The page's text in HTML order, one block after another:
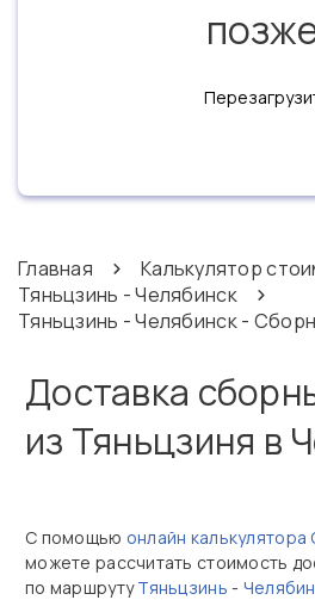
Главная
Калькулятор
Тяньцзинь - Челябинск
Тяньцзинь - Челябинск -
Доставка
из Тяньцзиня в
С помощью онлайн
можете рассчитать стоимость
по маршрутуТяньцзинь -